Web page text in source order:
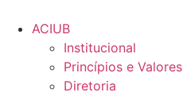
para
conteúdo
ACIUB
Institucional
Princípios e Valores​
Diretoria